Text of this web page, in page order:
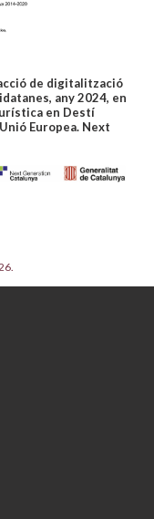
de digitalització
any 2024, en
en Destí
Europea. Next